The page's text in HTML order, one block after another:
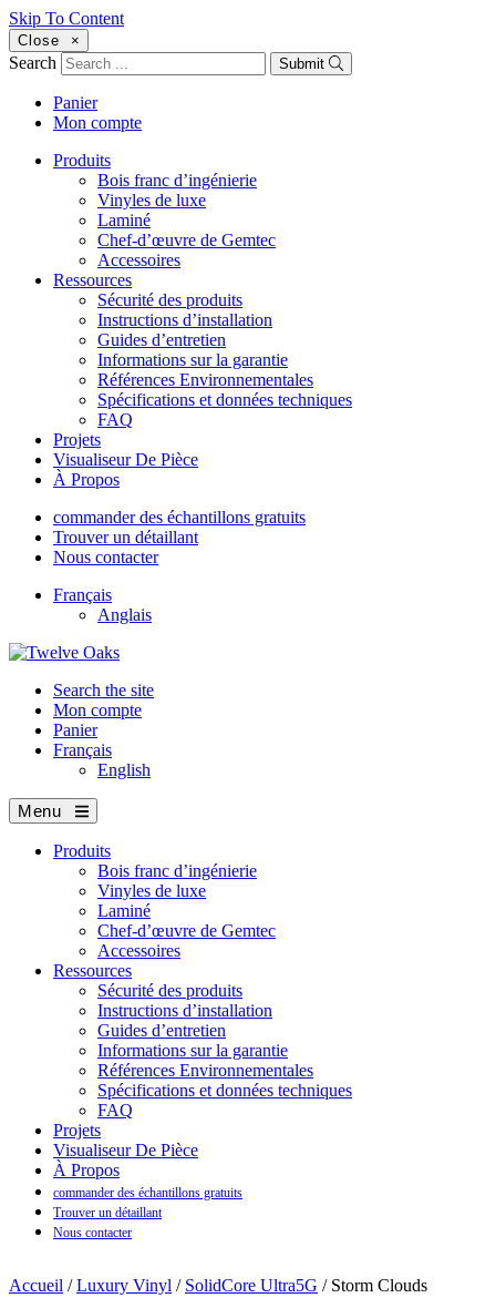
Skip To Content
Close ×
Search Submit
Panier
Mon compte
Produits
Bois franc d’ingénierie
Vinyles de luxe
Laminé
Chef-d’œuvre de Gemtec
Accessoires
Ressources
Sécurité des produits
Instructions d’installation
Guides d’entretien
Informations sur la garantie
Références Environnementales
Spécifications et données techniques
FAQ
Projets
Visualiseur De Pièce
À Propos
commander des échantillons gratuits
Trouver un détaillant
Nous contacter
Français
Anglais
Search the site
Mon compte
Panier
Français
English
Menu
Produits
Bois franc d’ingénierie
Vinyles de luxe
Laminé
Chef-d’œuvre de Gemtec
Accessoires
Ressources
Sécurité des produits
Instructions d’installation
Guides d’entretien
Informations sur la garantie
Références Environnementales
Spécifications et données techniques
FAQ
Projets
Visualiseur De Pièce
À Propos
commander des échantillons gratuits
Trouver un détaillant
Nous contacter
Accueil /Luxury Vinyl / SolidCore Ultra5G / Storm Clouds